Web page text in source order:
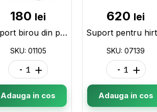
180 lei
Suport birou din plastic 01105
SKU: 01105
- +
Adauga in cos
620 lei
SKU: 07139
- +
Adauga in cos